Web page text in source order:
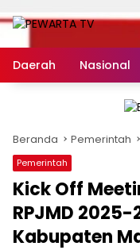
ke
Daerah
Nasional
Beranda Pemerintah
Pemerintah
Kick Off
RPJMD 2025-
Kabupaten